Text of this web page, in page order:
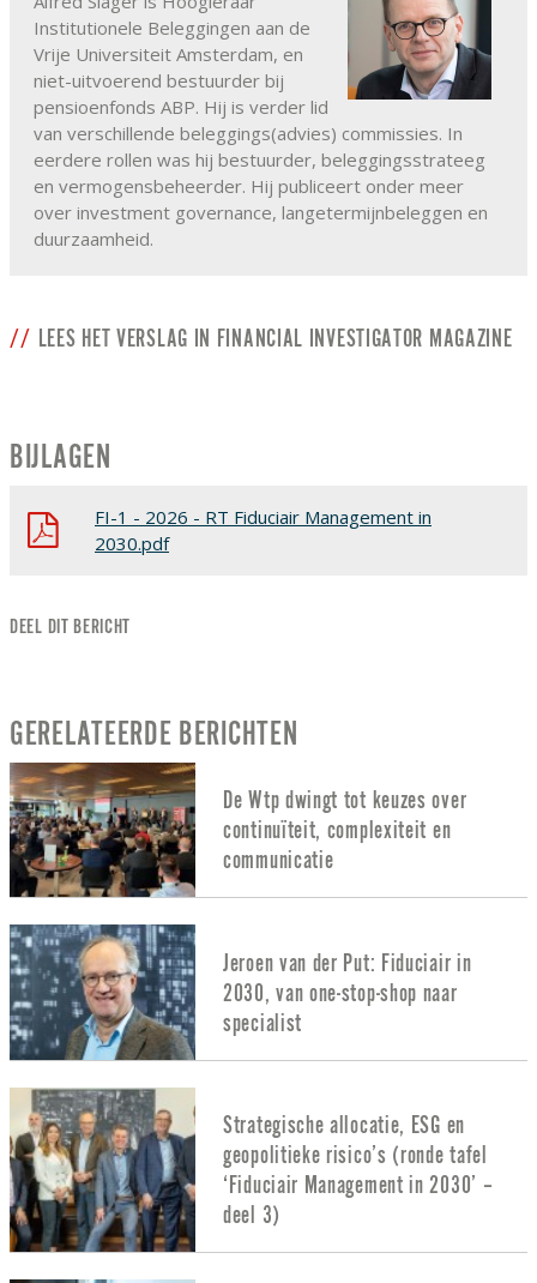
Institutionele Beleggingen aan de
Vrije Universiteit Amsterdam, en
niet-uitvoerend bestuurder bij
pensioenfonds ABP. Hij is verder lid
van verschillende beleggings(advies) commissies. In
eerdere rollen was hij bestuurder, beleggingsstrateeg
en vermogensbeheerder. Hij publiceert onder meer
over investment governance, langetermijnbeleggen en
duurzaamheid.
LEES HET VERSLAG IN FINANCIAL INVESTIGATOR MAGAZINE
BIJLAGEN
FI-1 - 2026 - RT Fiduciair Management in
2030.pdf
DEEL DIT BERICHT
GERELATEERDE BERICHTEN
De Wtp dwingt tot keuzes over
continuïteit, complexiteit en
communicatie
Jeroen van der Put: Fiduciair in
2030, van one-stop-shop naar
specialist
Strategische allocatie, ESG en
geopolitieke risico’s (ronde tafel
‘Fiduciair Management in 2030’ –
deel 3)